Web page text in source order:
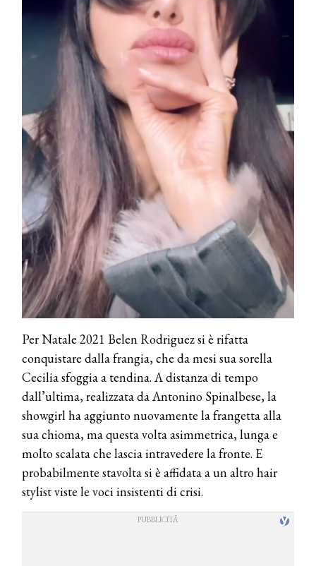
Per Natale 2021 Belen Rodriguez si è rifatta
conquistare dalla frangia, che da mesi sua sorella
Cecilia sfoggia a tendina. A distanza di tempo
dall’ultima, realizzata da Antonino Spinalbese, la
showgirl ha aggiunto nuovamente la frangetta alla
sua chioma, ma questa volta asimmetrica, lunga e
molto scalata che lascia intravedere la fronte. E
probabilmente stavolta si è affidata a un altro hair
stylist viste le voci insistenti di crisi.